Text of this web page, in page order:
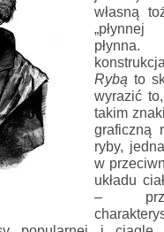
własną
Rybą to
wyrazić
takim
graficzną
ryby,
w
układu
–